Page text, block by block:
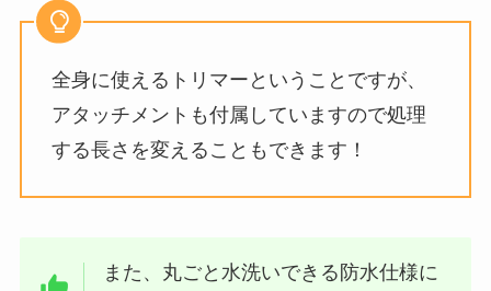
全身に使えるトリマーということですが、
アタッチメントも付属していますので処理
する長さを変えることもできます！
また、丸ごと水洗いできる防水仕様に